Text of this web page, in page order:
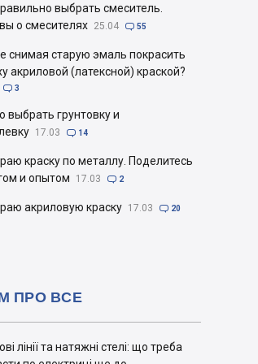
выбрать смеситель.
о смесителях 25.04  55
снимая старую эмаль покрасить
акриловой (латексной) краской?
 3
выбрать грунтовку и
17.03  14
краску по металлу. Поделитесь
и опытом
17.03  2
акриловую краску 17.03  20
лінії та натяжні стелі: що треба
ПРО ВСЕ